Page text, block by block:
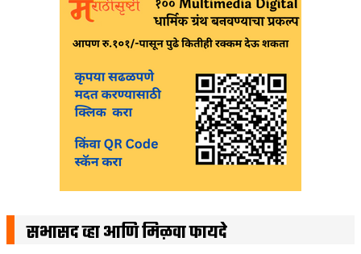
सभासद व्हा आणि मिळवा फायदे